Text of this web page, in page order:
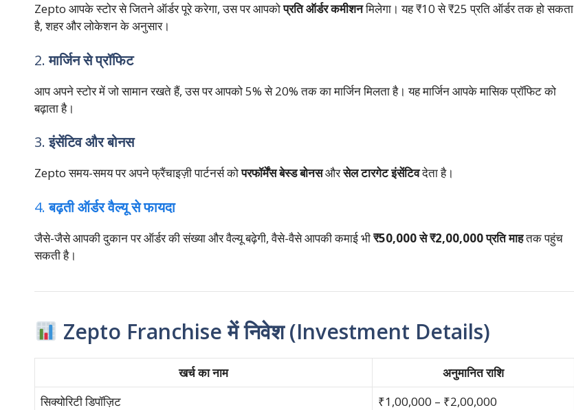
Zepto आपके स्टोर से जितने ऑर्डर पूरे करेगा, उस पर आपकोप्रति ऑर्डर कमीशनमिलेगा। यह ₹10 से ₹25 प्रति ऑर्डर तक हो सकता
है, शहर और लोकेशन के अनुसार।
2.मार्जिन से प्रॉफिट
आप अपने स्टोर में जो सामान रखते हैं, उस पर आपको 5% से 20% तक का मार्जिन मिलता है। यह मार्जिन आपके मासिक प्रॉफिट को
बढ़ाता है।
3.इंसेंटिव और बोनस
Zepto समय-समय पर अपने फ्रैंचाइज़ी पार्टनर्स कोपरफॉर्मेंस बेस्ड बोनसऔरसेल टारगेट इंसेंटिवदेता है।
4.बढ़ती ऑर्डर वैल्यू से फायदा
जैसे-जैसे आपकी दुकान पर ऑर्डर की संख्या और वैल्यू बढ़ेगी, वैसे-वैसे आपकी कमाई भी₹50,000 से ₹2,00,000 प्रति माहतक पहुंच
सकती है।
Zepto Franchise में निवेश (Investment Details)
खर्च का नाम
अनुमानित राशि
सिक्योरिटी डिपॉज़िट
₹1,00,000 – ₹2,00,000